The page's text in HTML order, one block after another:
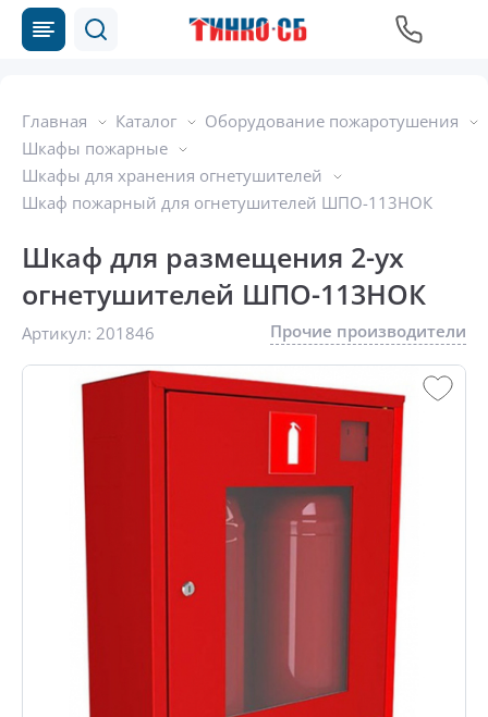
Главная Каталог
Оборудование пожаротушения
Шкафы пожарные
Шкафы для хранения огнетушителей
Шкаф пожарный для огнетушителей ШПО-113НОК
Шкаф для размещения 2-ух
огнетушителей ШПО-113НОК
Артикул: 201846 Прочие производители